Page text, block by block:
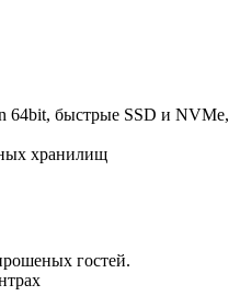
64bit, быстрые SSD и NVMe,
хранилищ
гостей.